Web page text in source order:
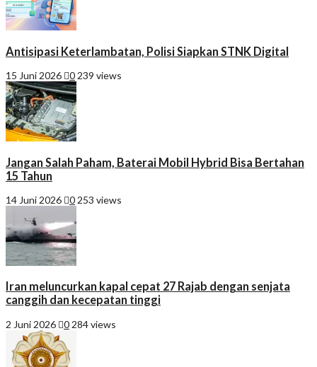
Antisipasi Keterlambatan, Polisi Siapkan STNK Digital
15 Juni 2026 0 239 views
Jangan Salah Paham, Baterai Mobil Hybrid Bisa Bertahan
15 Tahun
14 Juni 2026 0 253 views
Iran meluncurkan kapal cepat 27 Rajab dengan senjata
canggih dan kecepatan tinggi
2 Juni 2026 0 284 views